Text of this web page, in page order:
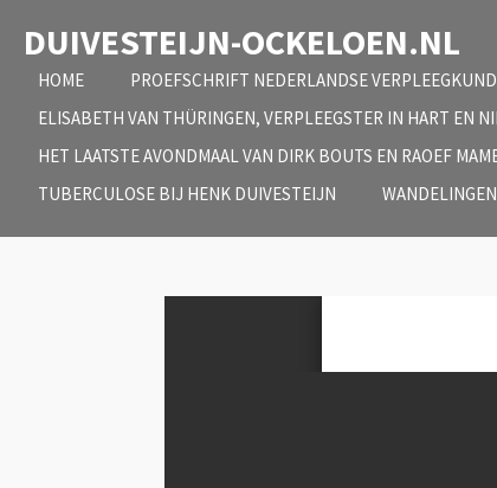
direct
naar
hoofdinhoud
DUIVESTEIJN-OCKELOEN.NL
HOME PROEFSCHRIFT NEDERLANDSE
ELISABETH VAN THÜRINGEN, VERPLEEGSTER IN HART EN
HET LAATSTE AVONDMAAL VAN DIRK BOUTS EN RAOEF
TUBERCULOSE BIJ HENK DUIVESTEIJN
WANDELINGEN